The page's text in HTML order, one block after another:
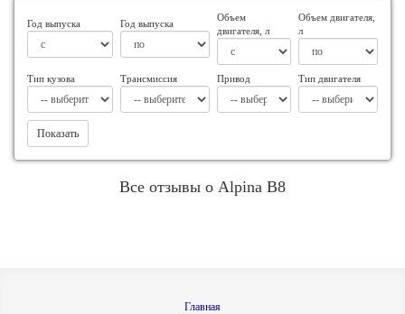
Год выпуска Год выпуска
Объем
двигателя, л
Объем двигателя,
л
Тип кузова Трансмиссия Привод Тип двигателя
Показать
Все отзывы о Alpina B8
Главная